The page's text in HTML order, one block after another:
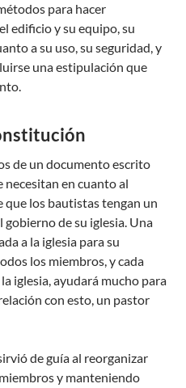
para hacer
edificio y su equipo, su
a su uso, su seguridad, y
una estipulación que
de un documento escrito
en cuanto al
que los bautistas tengan un
de su iglesia. Una
a la iglesia para su
los miembros, y cada
iglesia, ayudará mucho para
con esto, un pastor
de guía al reorganizar
y manteniendo